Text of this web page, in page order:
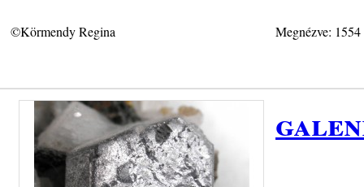
©Körmendy Regina Megnézve: